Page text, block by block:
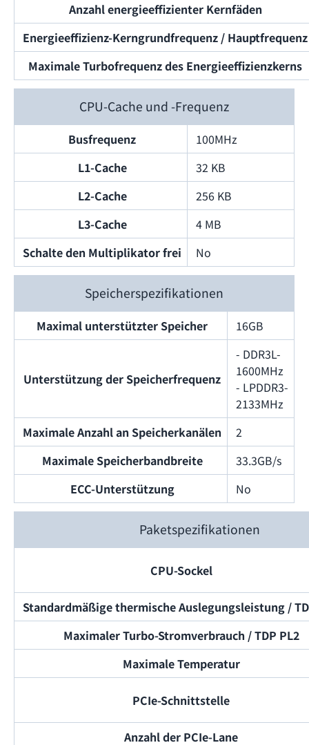
Anzahl energieeffizienter Kernfäden
Energieeffizienz-Kerngrundfrequenz / Hauptfrequenz
Maximale Turbofrequenz des Energieeffizienzkerns
CPU-Cache und -Frequenz
Busfrequenz
100MHz
L1-Cache
32 KB
L2-Cache
256 KB
L3-Cache
4 MB
Schalte den Multiplikator frei
No
Speicherspezifikationen
Maximal unterstützter Speicher 16GB
Unterstützung der Speicherfrequenz
- DDR3L-
1600MHz
- LPDDR3-
2133MHz
Maximale Anzahl an Speicherkanälen
2
Maximale Speicherbandbreite
33.3GB/s
ECC-Unterstützung
No
Paketspezifikationen
CPU-Sockel
Standardmäßige thermische Auslegungsleistung /
Maximaler Turbo-Stromverbrauch / TDP PL2
Maximale Temperatur
PCIe-Schnittstelle
Anzahl der PCIe-Lane